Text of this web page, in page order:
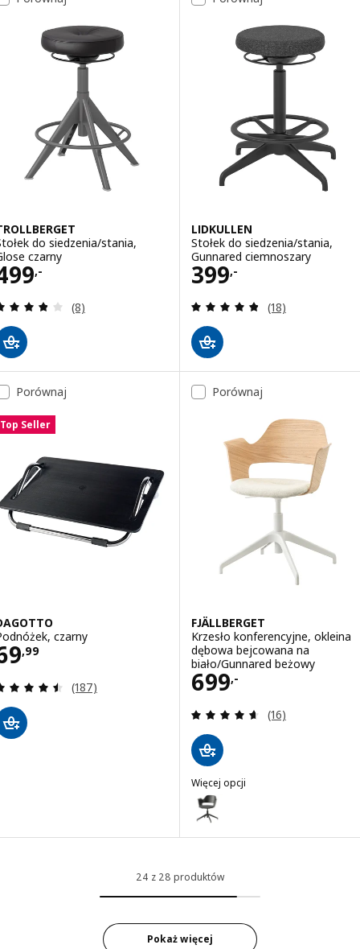
do siedzenia/stania,
czarny
,- 499,-
Recenzja: 3.8 z 5 gwiazdki. Łączna liczba recenzji:
(8)
LIDKULLEN
Stołek do siedzenia/stania,
Gunnared ciemnoszary
399,-
Cena 399,-
Recenzja: 4.8
(18)
Porównaj
Top Seller
czarny
,99 69,99
Recenzja: 4.5 z 5 gwiazdki. Łączna liczba recenzji:
(187)
Porównaj
FJÄLLBERGET
Krzesło konferencyjne, okleina
dębowa bejcowana na
biało/Gunnared beżowy
699,-
Cena 699,-
Recenzja: 4.6
(16)
Więcej opcji
FJÄLLBERGET
Wariant: FJÄLLBERGET,
24 z 28 produktów
Pokaż więcej